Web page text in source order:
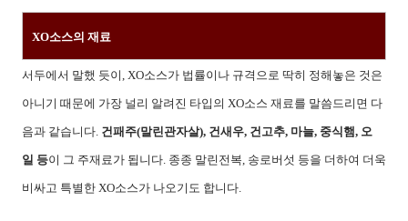
XO소스의 재료
서두에서 말했 듯이, XO소스가 법률이나 규격으로 딱히 정해놓은 것은
아니기 때문에 가장 널리 알려진 타입의 XO소스 재료를 말씀드리면 다
음과 같습니다. 건패주(말린관자살), 건새우, 건고추, 마늘, 중식햄, 오
일 등이 그 주재료가 됩니다. 종종 말린전복, 송로버섯 등을 더하여 더욱
비싸고 특별한 XO소스가 나오기도 합니다.